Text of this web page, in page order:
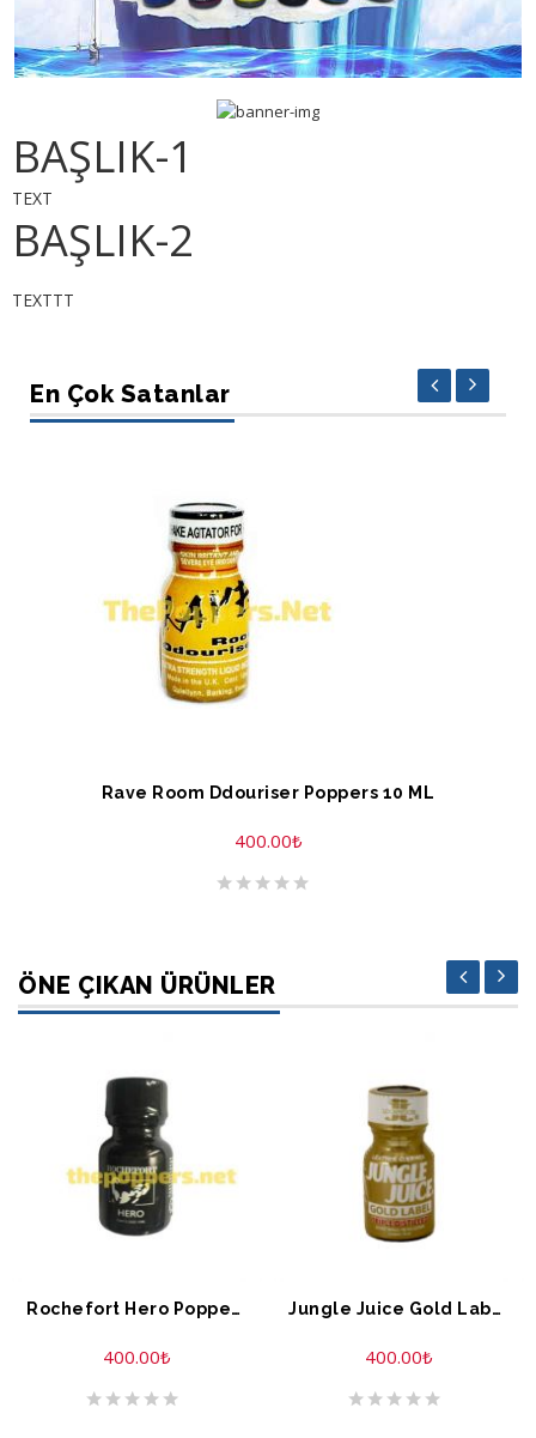
BAŞLIK-1
TEXT
BAŞLIK-2
TEXTTT
En Çok Satanlar
SEPETE EKLE
Rave Room Ddouriser Poppers 10 ML
400.00₺
ÖNE ÇIKAN ÜRÜNLER
Rochefort Hero Poppers 10 ML
400.00₺
Jungle Juice Gold Label Extreme Formule 10 ML
400.00₺